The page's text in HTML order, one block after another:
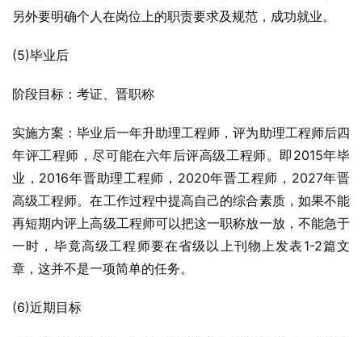
另外要明确个人在岗位上的职责要求及规范，成功就业。
(5)毕业后
阶段目标：考证、晋职称
实施方案：毕业后一年升助理工程师，评为助理工程师后四
年评工程师，尽可能在六年后评高级工程师。即2015年毕
业，2016年晋助理工程师，2020年晋工程师，2027年晋
高级工程师。在工作过程中提高自己的综合素质，如果不能
再短期内评上高级工程师可以把这一职称放一放，不能急于
一时，毕竟高级工程师要在省级以上刊物上发表1-2篇文
章，这并不是一项简单的任务。
(6)近期目标